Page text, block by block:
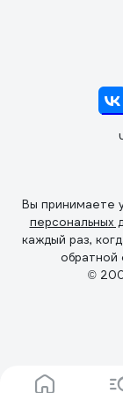
Вы принимаете
персональных
каждый раз,
обратной
©